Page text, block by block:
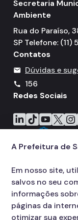
Áreas
Plano de Ação
Serviços
Educação
Programas
Município
Biblioteca
Ouvidoria Geral
Secretaria
Ambiente
Rua do Paraíso,
SP Telefone:
Contatos
mail Dúvidas e
call
156
Redes Sociais
Icone do LinkedIn
Icone do TikTok
Icone do
Icone
A Prefeitura de
Em nosso site,
salvos no seu
informações
páginas da
otimizar sua